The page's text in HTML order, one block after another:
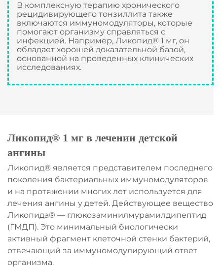
В комплексную терапию хронического
рецидивирующего тонзиллита также
включаются иммуномодуляторы, которые
помогают организму справляться с
инфекцией. Например, Ликопид® 1 мг, он
обладает хорошей доказательной базой,
основанной на проведенных клинических
исследованиях.
Ликопид® 1 мг в лечении детской
ангины
Ликопид® является представителем последнего
поколения бактериальных иммуномодуляторов
и на протяжении многих лет используется для
лечения ангины у детей. Действующее вещество
Ликопида® — глюкозаминилмурамилдипептид
(ГМДП). Это минимальный биологически
активный фрагмент клеточной стенки бактерий,
отвечающий за иммуномодулирующий ответ
организма.